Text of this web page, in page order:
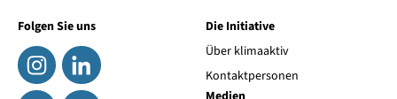
Folgen Sie uns
Die Initiative
Über klimaaktiv
Kontaktpersonen